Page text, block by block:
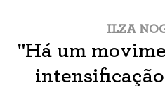
ILZA
"Há um